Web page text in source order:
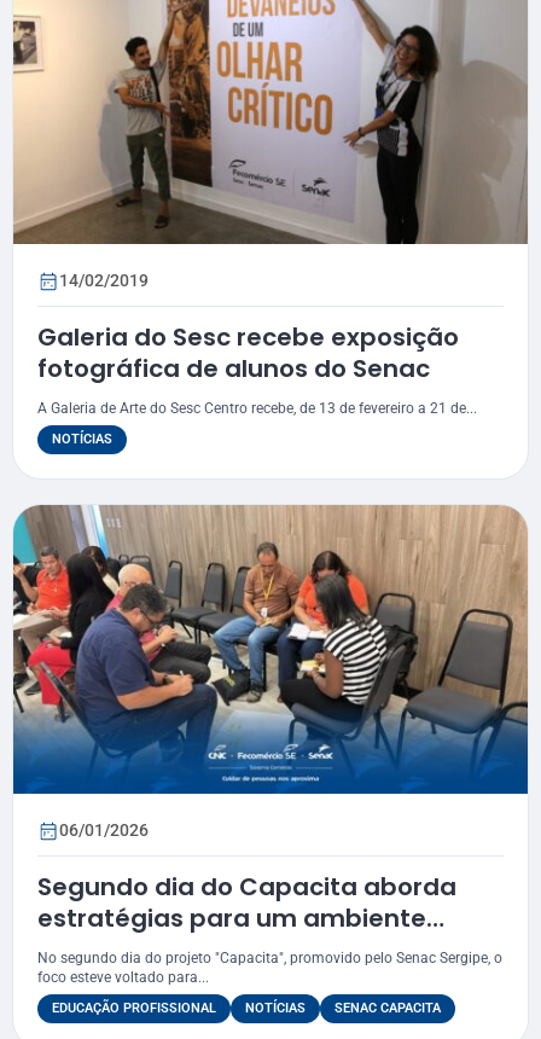
14/02/2019
Galeria do Sesc recebe exposição
fotográfica de alunos do Senac
A Galeria de Arte do Sesc Centro recebe, de 13 de fevereiro a 21 de...
NOTÍCIAS
06/01/2026
Segundo dia do Capacita aborda
estratégias para um ambiente
escolar positivo
No segundo dia do projeto "Capacita", promovido pelo Senac Sergipe, o
foco esteve voltado para...
EDUCAÇÃO PROFISSIONAL NOTÍCIAS SENAC CAPACITA